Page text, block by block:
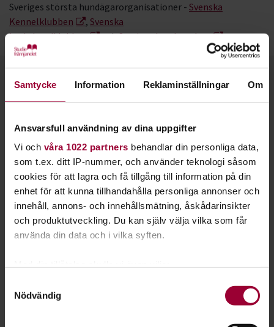
Samtycke Information Reklaminställningar Om
Ansvarsfull användning av dina uppgifter
Vi och våra 1022 partners behandlar din personliga data,
som t.ex. ditt IP-nummer, och använder teknologi såsom
cookies för att lagra och få tillgång till information på din
enhet för att kunna tillhandahålla personliga annonser och
innehåll, annons- och innehållsmätning, åskådarinsikter
och produktutveckling. Du kan själv välja vilka som får
använda din data och i vilka syften.
som kan ha en noggrannhet på upp till flera meter
Nödvändig
Sveriges största hundägarorganisationer - Svenska
Kennelklubben
, Svenska
brukshundklubben
ochSveriges hundungdom .
Lär dig tillsammans med andra genom att starta en
studiecirkel hos Studiefrämjandet.
Läs mer om att starta studiecirkel
Nästa steg
Se våra kurser, evenemang och studiecirklar inom